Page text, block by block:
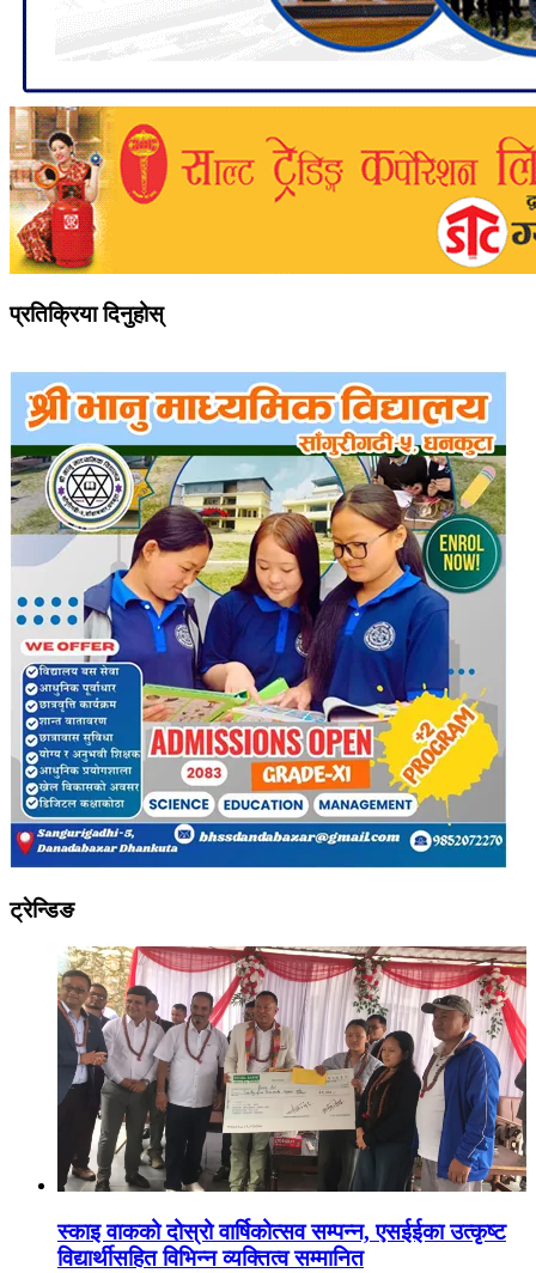
प्रतिक्रिया दिनुहोस्
ट्रेन्डिङ
स्काइ वाकको दोस्रो वार्षिकोत्सव सम्पन्न, एसईईका उत्कृष्ट
विद्यार्थीसहित विभिन्न व्यक्तित्व सम्मानित